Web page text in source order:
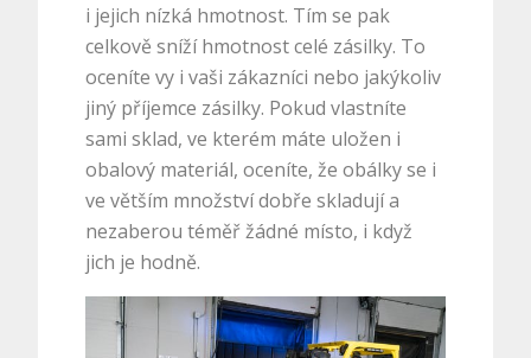
i jejich nízká hmotnost. Tím se pak
celkově sníží hmotnost celé zásilky. To
oceníte vy i vaši zákazníci nebo jakýkoliv
jiný příjemce zásilky. Pokud vlastníte
sami sklad, ve kterém máte uložen i
obalový materiál, oceníte, že obálky se i
ve větším množství dobře skladují a
nezaberou téměř žádné místo, i když
jich je hodně.